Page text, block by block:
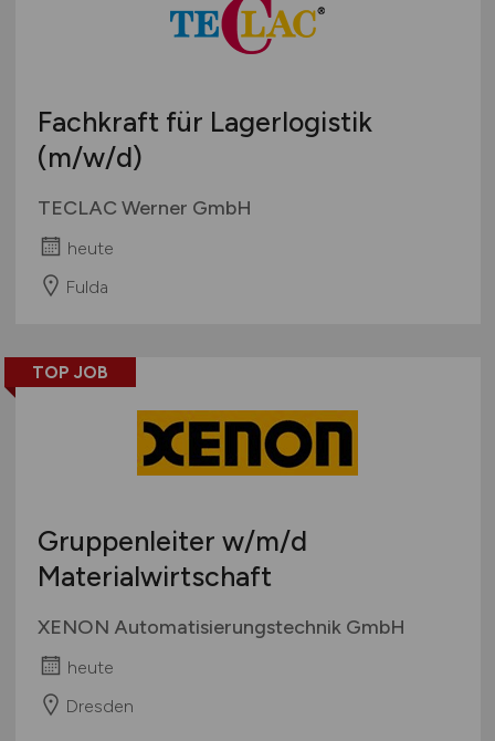
Fachkraft für Lagerlogistik
(m/w/d)
TECLAC Werner GmbH
heute
Fulda
TOP JOB
Gruppenleiter w/m/d
Materialwirtschaft
XENON Automatisierungstechnik GmbH
heute
Dresden